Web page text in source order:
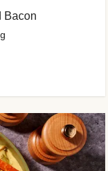
Bacon